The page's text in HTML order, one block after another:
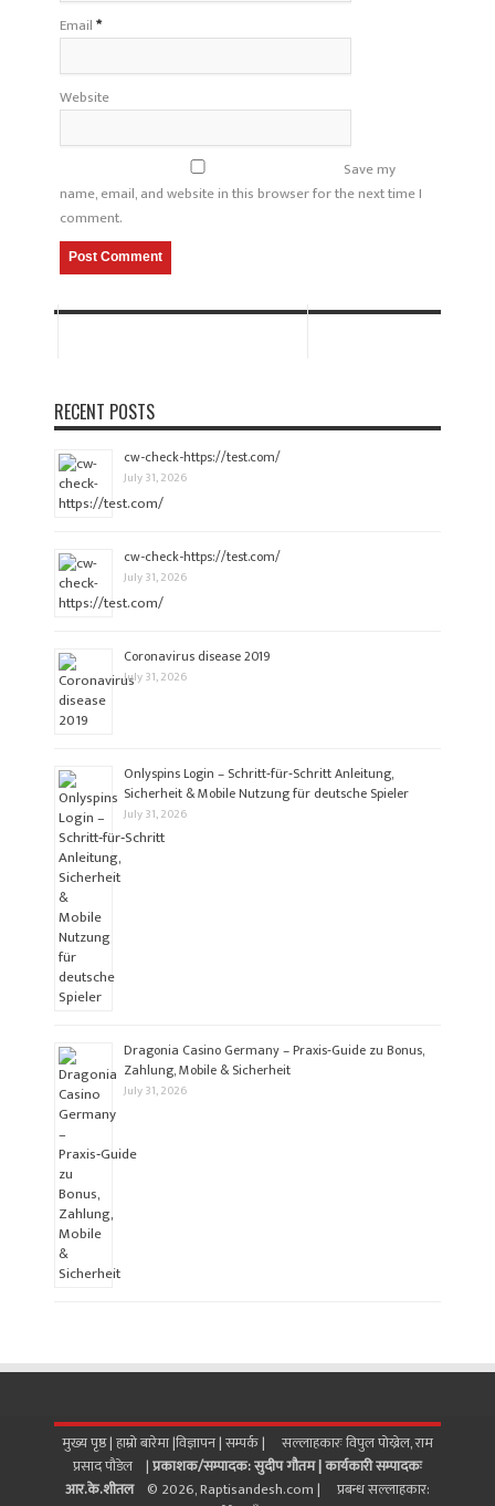
Email*
Website
Save my
name, email, and website in this browser for the next time I
comment.
RECENT POSTS
cw-check-https://test.com/
July 31, 2026
cw-check-https://test.com/
July 31, 2026
Coronavirus disease 2019
July 31, 2026
Onlyspins Login – Schritt‑für‑Schritt Anleitung,
Sicherheit & Mobile Nutzung für deutsche Spieler
July 31, 2026
Dragonia Casino Germany – Praxis‑Guide zu Bonus,
Zahlung, Mobile & Sicherheit
July 31, 2026
मुख्य पृष्ठ |हाम्रो बारेमा|विज्ञापन|सम्पर्क| सल्लाहकारः विपुल पोख्रेल, राम
प्रसाद पाैडेल |प्रकाशक/सम्पादक: सुदीप गौतम |कार्यकारी सम्पादकः
आर.के.शीतल © 2026, Raptisandesh.com | प्रबन्ध सल्लाहकार: